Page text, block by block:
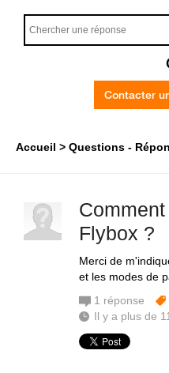
Contacter
Accueil Questions -
Flybox ?
Merci de
et les modes de
1 réponse
Il y a plus de